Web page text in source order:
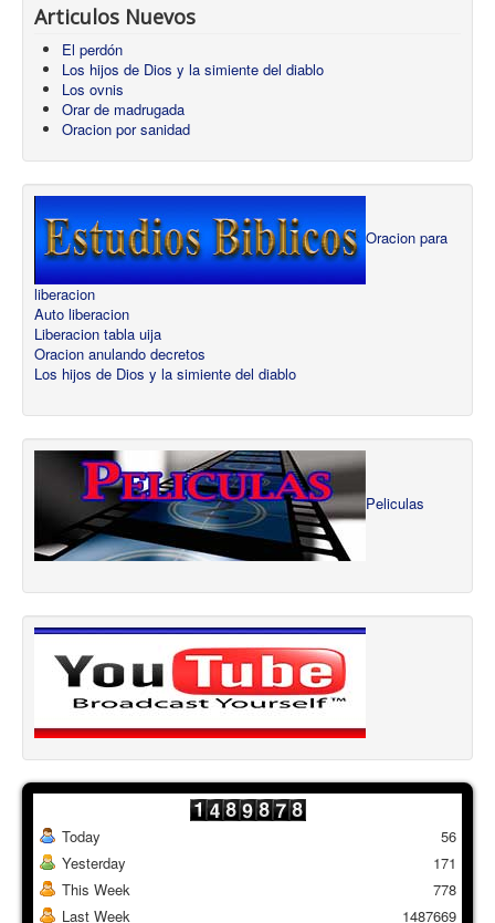
Articulos Nuevos
El perdón
Los hijos de Dios y la simiente del diablo
Los ovnis
Orar de madrugada
Oracion por sanidad
Oracion para
liberacion
Auto liberacion
Liberacion tabla uija
Oracion anulando decretos
Los hijos de Dios y la simiente del diablo
Peliculas
Today
Yesterday
This Week
Last Week
56
171
778
1487669